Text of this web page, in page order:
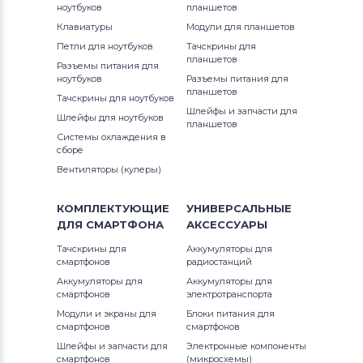
Аккумуляторы для ноутбуков
Thunderobot
Аккумуляторы для ноутбуков
Lenovo
Аккумуляторы для ноутбуков
Gateway
Аккумуляторы для ноутбуков
Аккумуляторы для ноутбуков
Advent
Аккумуляторы для ноутбуковHP
Аккумуляторы для ноутбуковMSI
Аккумуляторы для ноутбуков
G3 Series
G5 Series
G7
Inspiron
Inspiron 11
Inspiron 11z
Inspiron 13
Inspiron 14
Inspiron 14R
Inspiron 14V
12 (9250) D4308TB
12 (9250) D4505TB
12 (9250) D4508T
12 (9250) D4605TB
13-7390
13-9300 2020
ноутбуков
Клавиатуры
Петли для ноутбуков
Разъемы питания для
ноутбуков
Тачскрины для ноутбуков
Шлейфы для ноутбуков
Системы охлаждения в
сборе
Вентиляторы (кулеры)
планшетов
Модули для планшетов
Тачскрины для
планшетов
Разъемы питания для
планшетов
Шлейфы и запчасти для
планшетов
КОМПЛЕКТУЮЩИЕ
ДЛЯ СМАРТФОНА
Тачскрины для
смартфонов
Аккумуляторы для
смартфонов
Модули и экраны для
смартфонов
Шлейфы и запчасти для
смартфонов
УНИВЕРСАЛЬНЫЕ
АКСЕССУАРЫ
Аккумуляторы для
радиостанций
Аккумуляторы для
электротранспорта
Блоки питания для
смартфонов
Электронные компоненты
(микросхемы)